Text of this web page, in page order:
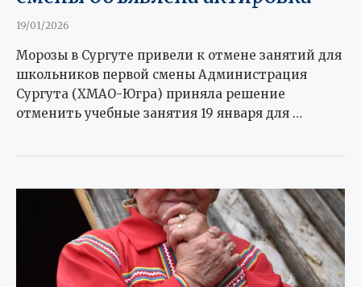
19/01/2026
Морозы в Сургуте привели к отмене занятий для
школьников первой смены Администрация
Сургута (ХМАО-Югра) приняла решение
отменить учебные занятия 19 января для …